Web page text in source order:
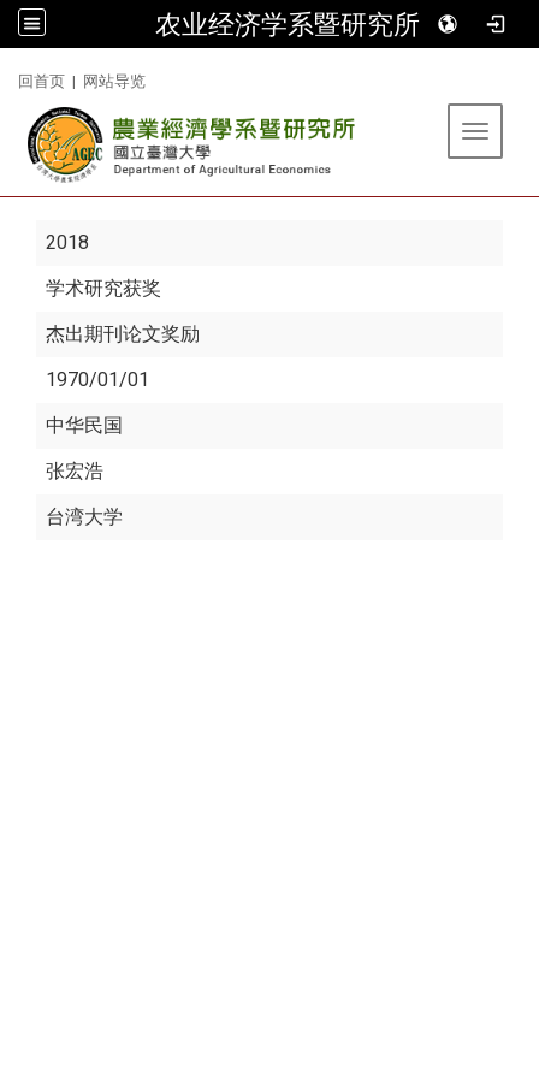
农业经济学系暨研究所
回首页 | 网站导览
Toggle
2018
学术研究获奖
杰出期刊论文奖励
1970/01/01
中华民国
张宏浩
台湾大学